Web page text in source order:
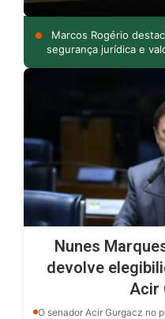
Marcos Rogério
segurança jurídica e
Nunes
devolve
Acir
O senador Acir Gurgacz no